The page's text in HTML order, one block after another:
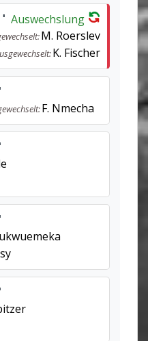
Auswechslung
M. Roerslev
K. Fischer
F. Nmecha